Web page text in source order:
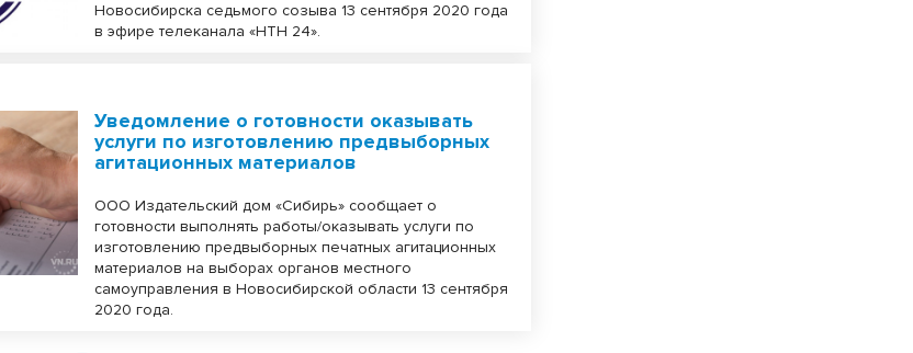
Новосибирска седьмого созыва 13 сентября 2020 года
в эфире телеканала «НТН 24».
Уведомление о готовности оказывать
услуги по изготовлению предвыборных
агитационных материалов
ООО Издательский дом «Сибирь» сообщает о
готовности выполнять работы/оказывать услуги по
изготовлению предвыборных печатных агитационных
материалов на выборах органов местного
самоуправления в Новосибирской области 13 сентября
2020 года.